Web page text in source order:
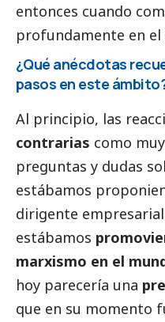
entonces cuando
profundamente en el
¿Qué anécdotas
pasos en este
Al principio, las
contrarias como muy
preguntas y dudas
estábamos
dirigente
estábamos
marxismo en el
hoy parecería una
que en su momento